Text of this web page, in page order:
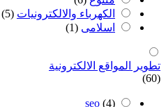
الكهرباء والالكترونيات (5)
اسلامى (1)
تطوير المواقع اﻻلكترونية
(60)
seo (4)